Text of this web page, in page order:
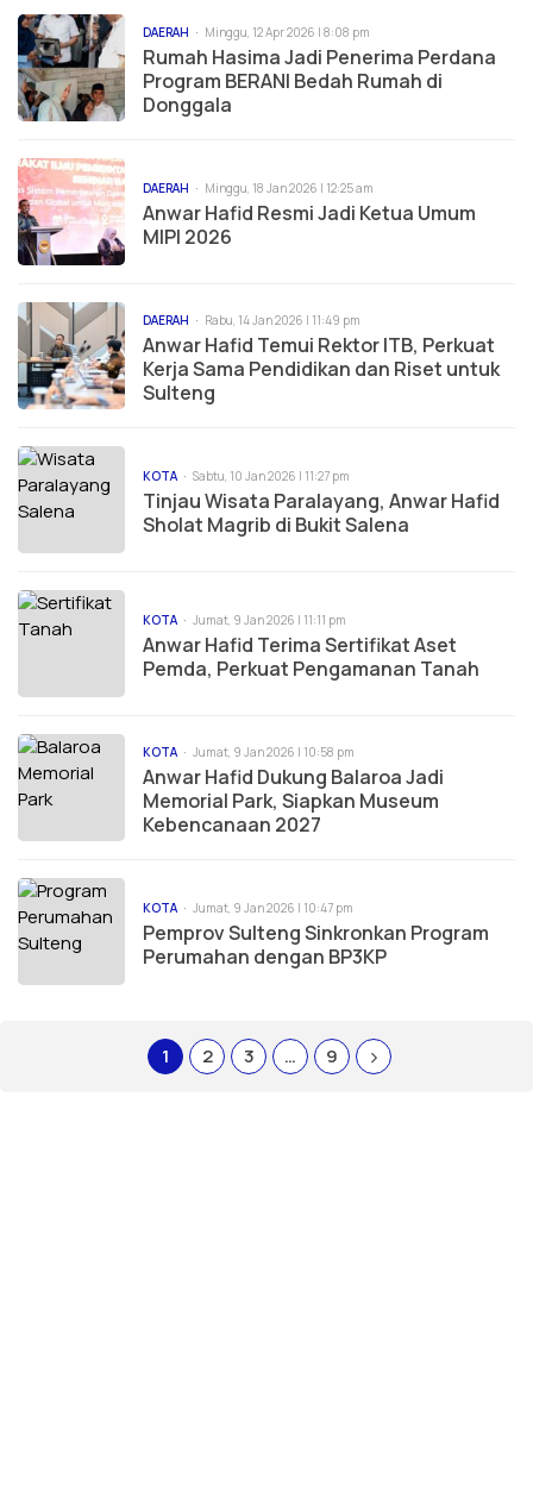
DAERAH Minggu, 12 Apr 2026 | 8:08 pm
Rumah Hasima Jadi Penerima Perdana
Program BERANI Bedah Rumah di
Donggala
DAERAH Minggu, 18 Jan 2026 | 12:25 am
Anwar Hafid Resmi Jadi Ketua Umum
MIPI 2026
DAERAH Rabu, 14 Jan 2026 | 11:49 pm
Anwar Hafid Temui Rektor ITB, Perkuat
Kerja Sama Pendidikan dan Riset untuk
Sulteng
KOTA Sabtu, 10 Jan 2026 | 11:27 pm
Tinjau Wisata Paralayang, Anwar Hafid
Sholat Magrib di Bukit Salena
KOTA Jumat, 9 Jan 2026 | 11:11 pm
Anwar Hafid Terima Sertifikat Aset
Pemda, Perkuat Pengamanan Tanah
KOTA Jumat, 9 Jan 2026 | 10:58 pm
Anwar Hafid Dukung Balaroa Jadi
Memorial Park, Siapkan Museum
Kebencanaan 2027
KOTA Jumat, 9 Jan 2026 | 10:47 pm
Pemprov Sulteng Sinkronkan Program
Perumahan dengan BP3KP
1 2 3 … 9